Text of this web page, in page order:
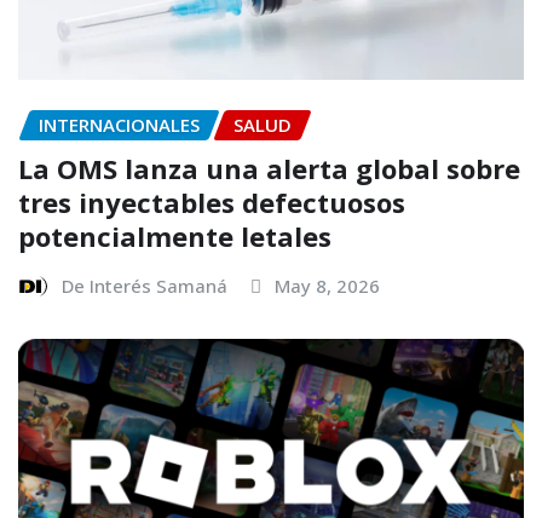
INTERNACIONALES SALUD
La OMS lanza una alerta global sobre
tres inyectables defectuosos
potencialmente letales
De Interés Samaná May 8, 2026